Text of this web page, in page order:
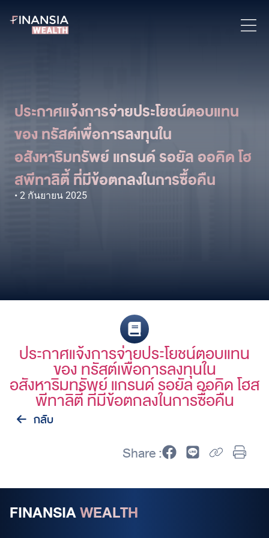
ประกาศแจ้งการจ่ายประโยชน์ตอบแทน
ของ ทรัสต์เพื่อการลงทุนใน
อสังหาริมทรัพย์ แกรนด์ รอยัล ออคิด โฮ
สพีทาลิตี้ ที่มีข้อตกลงในการซื้อคืน
2 กันยายน 2025
ประกาศแจ้งการจ่ายประโยชน์ตอบแทน
ของ ทรัสต์เพื่อการลงทุนใน
อสังหาริมทรัพย์ แกรนด์ รอยัล ออคิด โฮส
พีทาลิตี้ ที่มีข้อตกลงในการซื้อคืน
กลับ
Share :
FINANSIAWEALTH